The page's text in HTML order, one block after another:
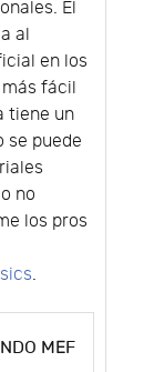
El
al
en los
fácil
tiene un
se puede
no
los pros
.
MEF